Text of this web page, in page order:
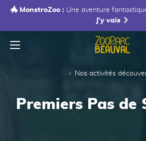
🐲 MonstroZoo : Une aventure
J'y vais
Menu
Nos activités
Premiers Pas de